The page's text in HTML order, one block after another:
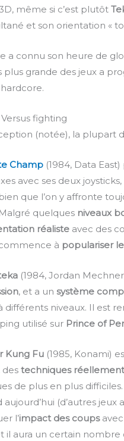
même si c’est plutôt
et son orientation «
a connu son heure de
plus grande des jeux a
fighting
(notée), la plupart
Champ (1984, Data
avec ses deux
que l’on y affronte
quelques niveaux
réaliste avec des
à populariser
(1984, Jordan
, et a un système
différents niveaux. Il est
utilisé sur Prince of
Kung Fu (1985, Konami)
des techniques
de plus en plus
aujourd’hui (d’autres
l’impact des coupsavec
il aura un certain nombre